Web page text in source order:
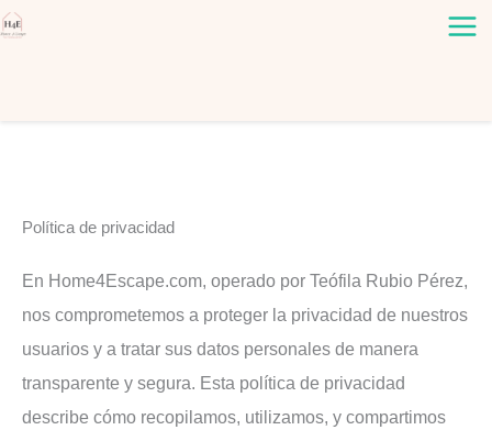
Ir
Política de privacidad
En Home4Escape.com, operado por Teófila Rubio Pérez,
nos comprometemos a proteger la privacidad de nuestros
usuarios y a tratar sus datos personales de manera
transparente y segura. Esta política de privacidad
describe cómo recopilamos, utilizamos, y compartimos